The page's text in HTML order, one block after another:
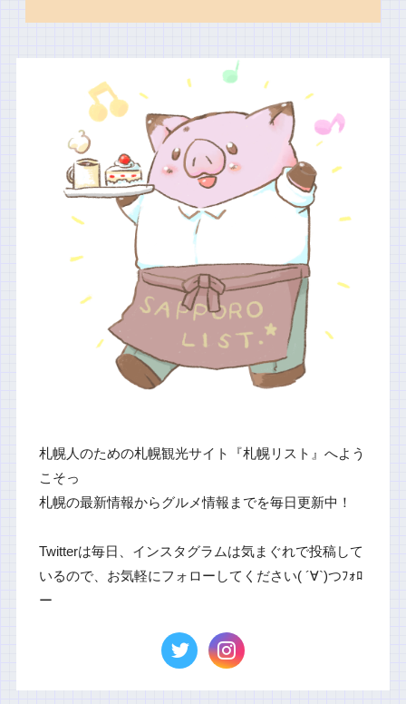
札幌人のための札幌観光サイト『札幌リスト』へよう
こそっ
札幌の最新情報からグルメ情報までを毎日更新中！
Twitterは毎日、インスタグラムは気まぐれで投稿して
いるので、お気軽にフォローしてください( ´∀`)つﾌｫﾛ
ー